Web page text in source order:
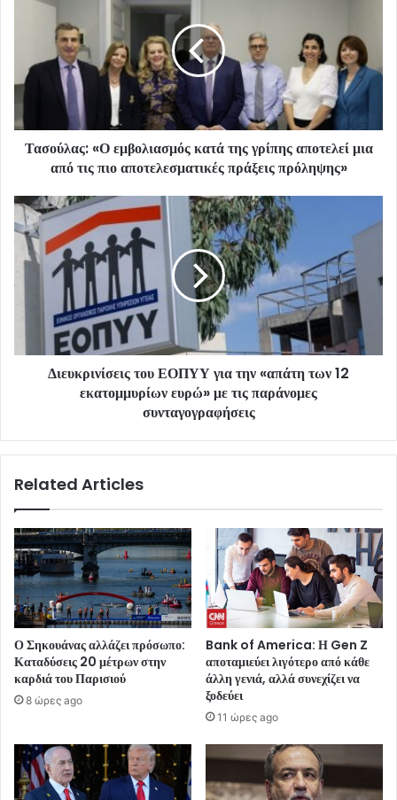
Τασούλας: «Ο εμβολιασμός κατά της γρίπης αποτελεί μια
από τις πιο αποτελεσματικές πράξεις πρόληψης»
Διευκρινίσεις του ΕΟΠΥΥ για την «απάτη των 12
εκατομμυρίων ευρώ» με τις παράνομες
συνταγογραφήσεις
Related Articles
Ο Σηκουάνας αλλάζει πρόσωπο:
Καταδύσεις 20 μέτρων στην
καρδιά του Παρισιού
8 ώρες ago
Bank of America: Η Gen Z
αποταμιεύει λιγότερο από κάθε
άλλη γενιά, αλλά συνεχίζει να
ξοδεύει
11 ώρες ago